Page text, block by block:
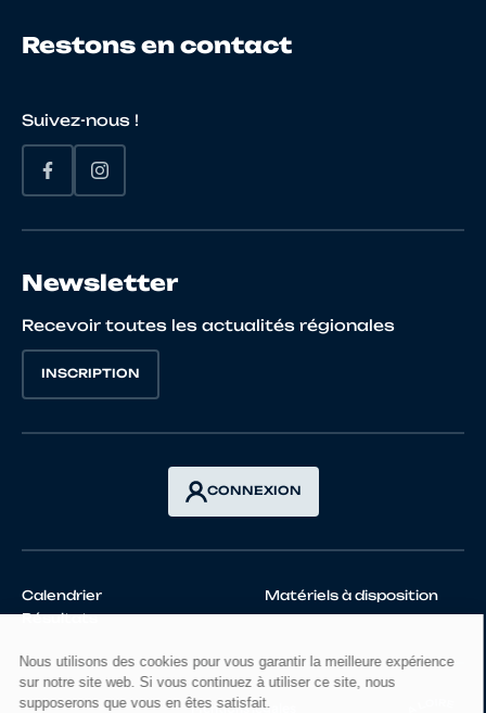
Restons en contact
Suivez-nous !
Newsletter
Recevoir toutes les actualités régionales
INSCRIPTION
CONNEXION
Calendrier
Matériels à disposition
Résultats
Mentions légales